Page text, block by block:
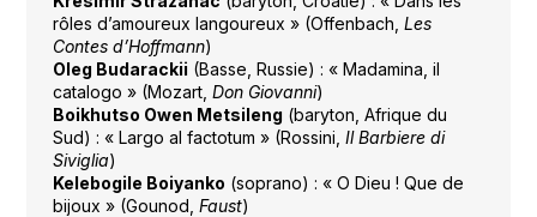
rôles d’amoureux langoureux » (Offenbach, Les
Contes d’Hoffmann)
Oleg Budarackii (Basse, Russie) : « Madamina, il
catalogo » (Mozart, Don Giovanni)
Boikhutso Owen Metsileng (baryton, Afrique du
Sud) : « Largo al factotum » (Rossini, Il Barbiere di
Siviglia)
Kelebogile Boiyanko (soprano) : « O Dieu ! Que de
bijoux » (Gounod, Faust)